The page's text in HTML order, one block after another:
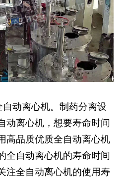
动离心机。制药分离设
动离心机，想要寿命时间
高品质优质全自动离心机
全自动离心机的寿命时间
注全自动离心机的使用寿